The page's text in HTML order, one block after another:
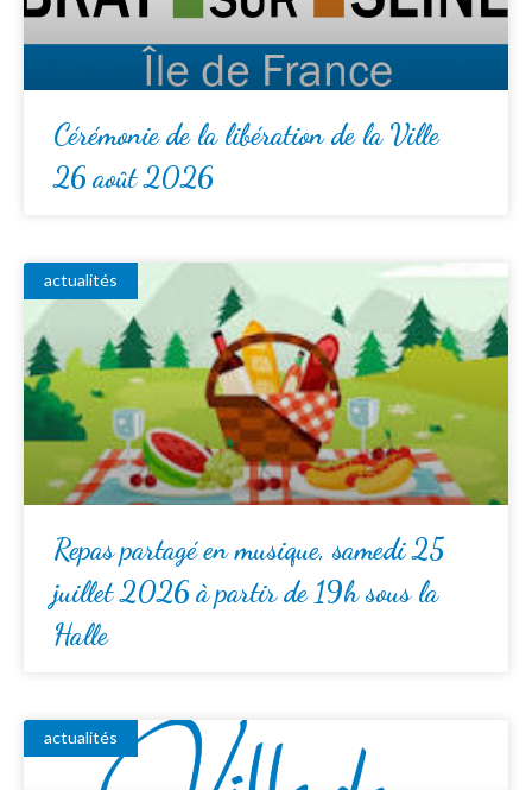
Cérémonie de la libération de la Ville
26 août 2026
actualités
Repas partagé en musique, samedi 25
juillet 2026 à partir de 19h sous la
Halle
actualités